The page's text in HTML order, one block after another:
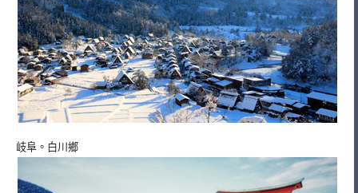
岐阜。白川鄉